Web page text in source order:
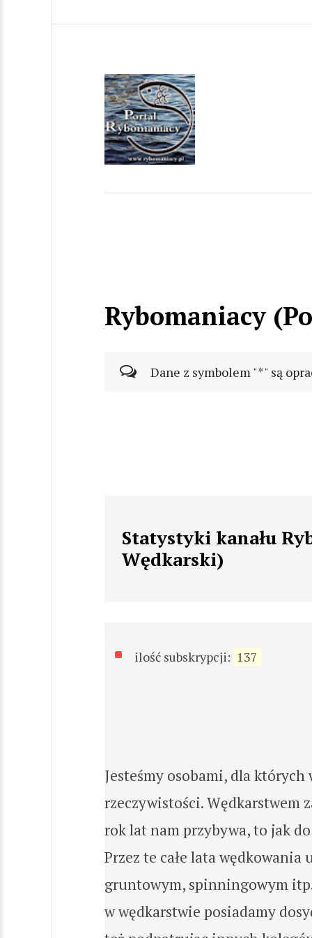
Rybomaniacy
Dane z symbolem "*" są
Statystyki kanału
Wędkarski)
ilość subskrypcji: 137
Jesteśmy osobami, dla
rzeczywistości. Wędkarstwem
rok lat nam przybywa, to jak
Przez te całe lata
gruntowym, spinningowym
w wędkarstwie posiadamy